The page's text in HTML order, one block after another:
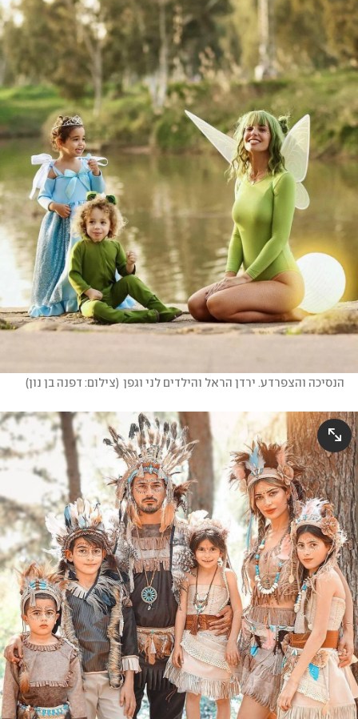
הנסיכה והצפרדע. ירדן הראל והילדים לני וגפן (צילום: דפנה בן נון)